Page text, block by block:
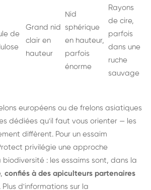
de
Grand nid
clair en
hauteur
Nid
sphérique
en hauteur,
parfois
énorme
Rayons
de cire,
parfois
dans une
ruche
sauvage
européens ou de frelons asiatiques
dédiées qu'il faut vous orienter — les
diffèrent. Pour un essaim
privilégie une approche
: les essaims sont, dans la
confiés à des apiculteurs partenaires
d'informations sur la